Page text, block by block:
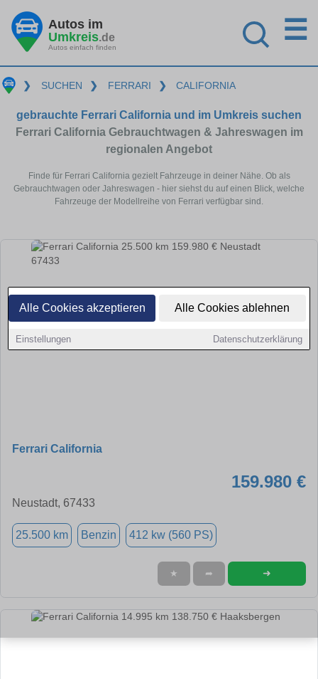
Alle Cookies akzeptieren Alle Cookies ablehnen
Einstellungen Datenschutzerklärung
Autos im
Umkreis.de
Autos einfach finden
☰
❯ SUCHEN ❯ FERRARI ❯ CALIFORNIA
gebrauchte Ferrari California und im Umkreis suchen
Ferrari California Gebrauchtwagen & Jahreswagen im
regionalen Angebot
Finde für Ferrari California gezielt Fahrzeuge in deiner Nähe. Ob als
Gebrauchtwagen oder Jahreswagen - hier siehst du auf einen Blick, welche
Fahrzeuge der Modellreihe von Ferrari verfügbar sind.
Ferrari California
159.980 €
Neustadt, 67433
25.500 km Benzin 412 kw (560 PS)
★ ➦ ➜